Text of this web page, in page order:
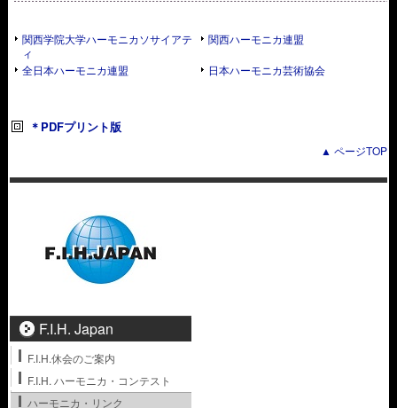
関西学院大学ハーモニカソサイアテ
ィ
関西ハーモニカ連盟
全日本ハーモニカ連盟 日本ハーモニカ芸術協会
＊PDFプリント版
▲ ページTOP
F.I.H. Japan
F.I.H.休会のご案内
F.I.H. ハーモニカ・コンテスト
ハーモニカ・リンク